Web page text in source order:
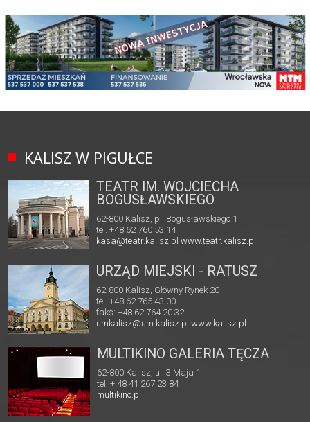
KALISZ W PIGUŁCE
TEATR IM. WOJCIECHA
BOGUSŁAWSKIEGO
62-800 Kalisz, pl. Bogusławskiego 1
tel. +48 62 760 53 14
kasa@teatr.kalisz.pl www.teatr.kalisz.pl
URZĄD MIEJSKI - RATUSZ
62-800 Kalisz, Główny Rynek 20
tel. +48 62 765 43 00
faks: +48 62 764 20 32
umkalisz@um.kalisz.plwww.kalisz.pl
MULTIKINO GALERIA TĘCZA
62-800 Kalisz, ul. 3 Maja 1
tel. + 48 41 267 23 84
multikino.pl